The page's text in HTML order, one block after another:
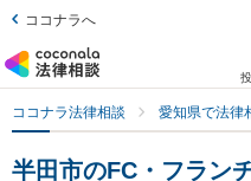
ココナラへ
ココナラ法律相談 愛知県で法律
半田市のFC・フラン